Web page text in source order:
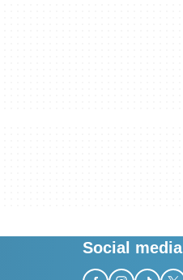
Social media